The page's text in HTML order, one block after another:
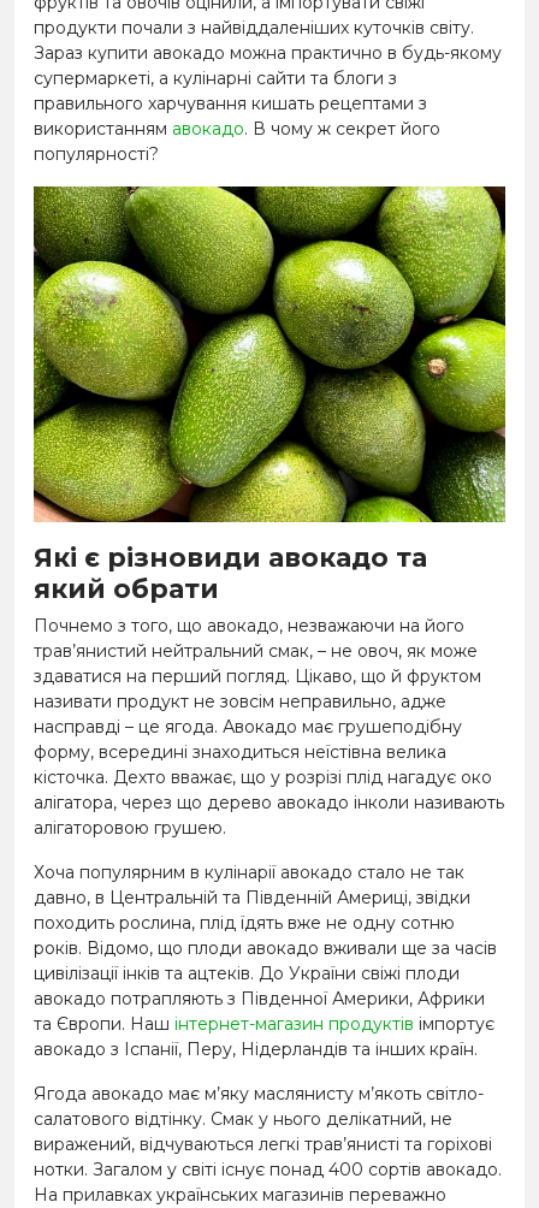
продукти почали з найвіддаленіших куточків світу.
Зараз купити авокадо можна практично в будь-якому
супермаркеті, а кулінарні сайти та блоги з
правильного харчування кишать рецептами з
використанням авокадо. В чому ж секрет його
популярності?
Які є різновиди авокадо та
який обрати
Почнемо з того, що авокадо, незважаючи на його
трав’янистий нейтральний смак, – не овоч, як може
здаватися на перший погляд. Цікаво, що й фруктом
називати продукт не зовсім неправильно, адже
насправді – це ягода. Авокадо має грушеподібну
форму, всередині знаходиться неїстівна велика
кісточка. Дехто вважає, що у розрізі плід нагадує око
алігатора, через що дерево авокадо інколи називають
алігаторовою грушею.
Хоча популярним в кулінарії авокадо стало не так
давно, в Центральній та Південній Америці, звідки
походить рослина, плід їдять вже не одну сотню
років. Відомо, що плоди авокадо вживали ще за часів
цивілізації інків та ацтеків. До України свіжі плоди
авокадо потрапляють з Південної Америки, Африки
та Європи. Наш інтернет-магазин продуктів імпортує
авокадо з Іспанії, Перу, Нідерландів та інших країн.
Ягода авокадо має м’яку маслянисту м’якоть світло-
салатового відтінку. Смак у нього делікатний, не
виражений, відчуваються легкі трав’янисті та горіхові
нотки. Загалом у світі існує понад 400 сортів авокадо.
На прилавках українських магазинів переважно